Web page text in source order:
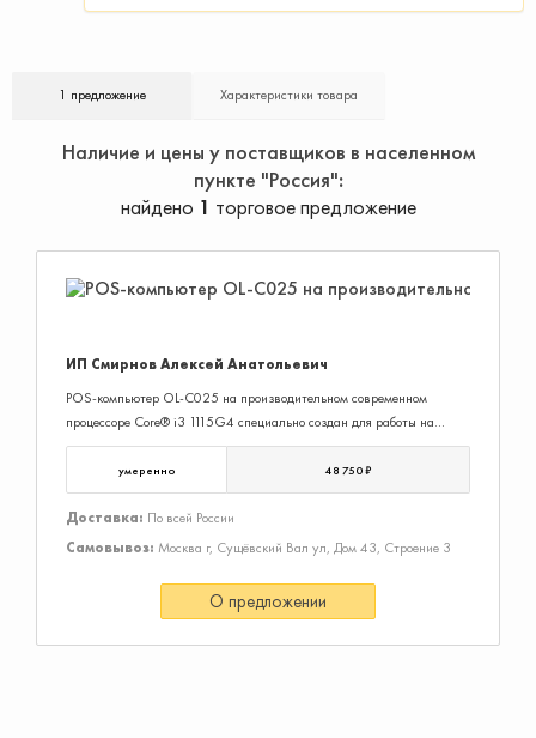
1 предложение Характеристики товара
Наличие и цены у поставщиков в населенном
пункте "Россия"
найдено 1 торговое предложение
ИП Смирнов Алексей Анатольевич
POS-компьютер OL-C025 на производительном современном
процессоре Core® i3 1115G4 специально создан для работы на
точках продаж. Компактность позволяет занимать минимальное
пространство на рабочем месте. Безвентиляторная система
обеспечивает бесшумную работу. Области применения: ритейл,
HoReCa Поддерживаемые ОС: Windows 10 IoT Enterprise
Оптимальное соотношение цена-качество
умеренно 48 750 ₽
Доставка: По всей России
Самовывоз: Москва г, Сущёвский Вал ул, Дом 43, Строение 3
О предложении